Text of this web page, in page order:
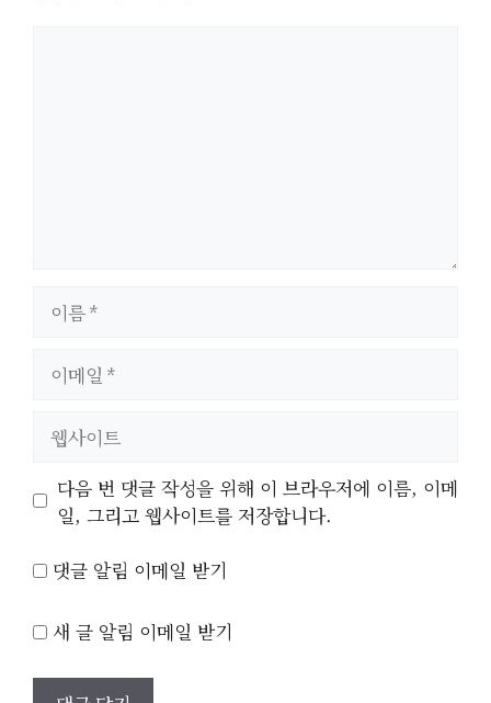
트
다음 번 댓글 작성을 위해 이 브라우저에 이름, 이메
일, 그리고 웹사이트를 저장합니다.
댓글 알림 이메일 받기
새 글 알림 이메일 받기